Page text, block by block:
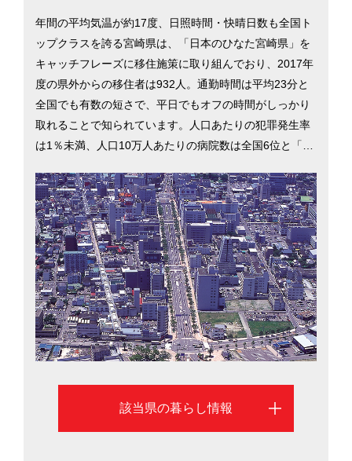
年間の平均気温が約17度、日照時間・快晴日数も全国ト
ップクラスを誇る宮崎県は、「日本のひなた宮崎県」を
キャッチフレーズに移住施策に取り組んでおり、2017年
度の県外からの移住者は932人。通勤時間は平均23分と
全国でも有数の短さで、平日でもオフの時間がしっかり
取れることで知られています。人口あたりの犯罪発生率
は1％未満、人口10万人あたりの病院数は全国6位と「安
宮崎市の移住情報を掲載しています。…
該当県の暮らし情報